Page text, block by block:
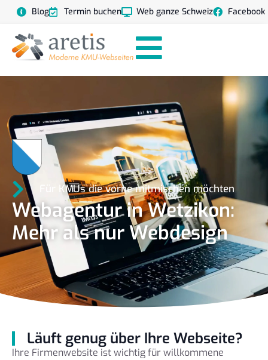
Blog Termin buchen Web ganze Schweiz Facebook
Für KMUs die vorne mitmischen möchten
Webagentur in Wetzikon:
Mehr als nur Webdesign
Läuft genug über Ihre Webseite?
Ihre Firmenwebsite ist wichtig für willkommene